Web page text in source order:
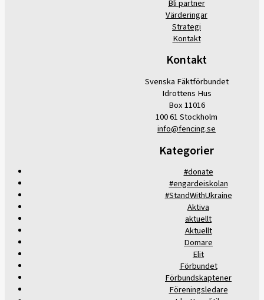
Bli partner
Värderingar
Strategi
Kontakt
Kontakt
Svenska Fäktförbundet
Idrottens Hus
Box 11016
100 61 Stockholm
info@fencing.se
Kategorier
#donate
#engardeiskolan
#StandWithUkraine
Aktiva
aktuellt
Aktuellt
Domare
Elit
Förbundet
Förbundskaptener
Föreningsledare